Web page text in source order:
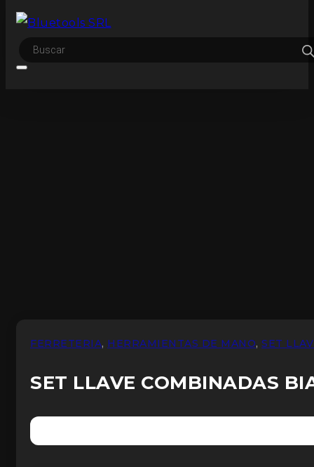
productos
FERRETERIA, HERRAMIENTAS DE MANO, SET
SET LLAVE COMBINADAS